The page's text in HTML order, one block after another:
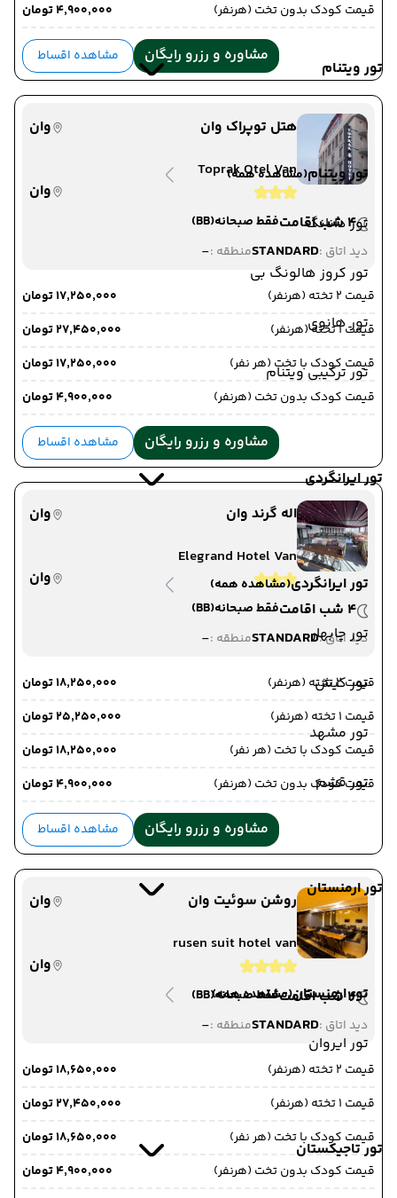
تور ویتنام
تور ویتنام(مشاهده همه)
تور دانانگ
تور کروز هالونگ بی
تور هانوی
تور ترکیبی ویتنام
تور ایرانگردی
تور ایرانگردی(مشاهده همه)
تور چابهار
تور کیش
تور مشهد
تور قشم
تور ارمنستان
تور ارمنستان(مشاهده همه)
تور ایروان
تور تاجیکستان
قیمت کودک بدون تخت (هرنفر)
۴٬۹۰۰٬۰۰۰ تومان
مشاوره و رزرو رایگان مشاهده اقساط
هتل توپراک وان
وان
Toprak Otel Van
وان
4 شب اقامت
فقط صبحانه(BB)
دید اتاق :STANDARDمنطقه :-
قیمت 2 تخته (هرنفر)
۱۷٬۲۵۰٬۰۰۰ تومان
قیمت 1 تخته (هرنفر)
۲۷٬۴۵۰٬۰۰۰ تومان
قیمت کودک با تخت (هر نفر)
۱۷٬۲۵۰٬۰۰۰ تومان
قیمت کودک بدون تخت (هرنفر)
۴٬۹۰۰٬۰۰۰ تومان
مشاوره و رزرو رایگان مشاهده اقساط
اله گرند وان
وان
Elegrand Hotel Van
وان
4 شب اقامت
فقط صبحانه(BB)
دید اتاق :STANDARDمنطقه :-
قیمت 2 تخته (هرنفر)
۱۸٬۲۵۰٬۰۰۰ تومان
قیمت 1 تخته (هرنفر)
۲۵٬۲۵۰٬۰۰۰ تومان
قیمت کودک با تخت (هر نفر)
۱۸٬۲۵۰٬۰۰۰ تومان
قیمت کودک بدون تخت (هرنفر)
۴٬۹۰۰٬۰۰۰ تومان
مشاوره و رزرو رایگان مشاهده اقساط
روشن سوئیت وان
وان
rusen suit hotel van
وان
4 شب اقامت
فقط صبحانه(BB)
دید اتاق :STANDARDمنطقه :-
قیمت 2 تخته (هرنفر)
۱۸٬۶۵۰٬۰۰۰ تومان
قیمت 1 تخته (هرنفر)
۲۷٬۴۵۰٬۰۰۰ تومان
قیمت کودک با تخت (هر نفر)
۱۸٬۶۵۰٬۰۰۰ تومان
قیمت کودک بدون تخت (هرنفر)
۴٬۹۰۰٬۰۰۰ تومان